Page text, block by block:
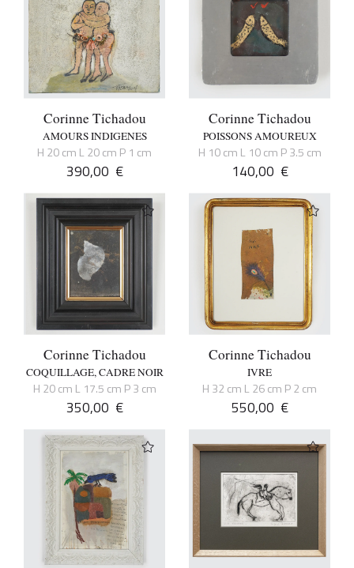
Corinne Tichadou
AMOURS INDIGENES
H 20 cm L 20 cm P 1 cm
390,00 €
Corinne Tichadou
POISSONS AMOUREUX
H 10 cm L 10 cm P 3.5 cm
140,00 €
Corinne Tichadou
COQUILLAGE, CADRE NOIR
H 20 cm L 17.5 cm P 3 cm
350,00 €
Corinne Tichadou
IVRE
H 32 cm L 26 cm P 2 cm
550,00 €